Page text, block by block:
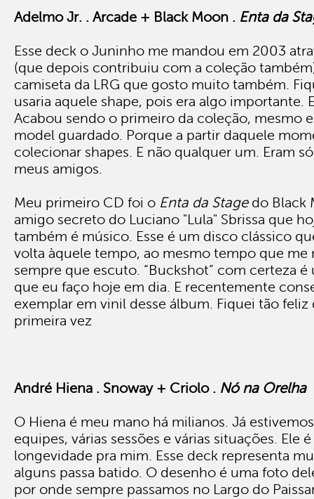
Adelmo Jr. . Arcade + Black Moon . Enta da
Esse deck o Juninho me mandou em 2003
(que depois contribuiu com a coleção
camiseta da LRG que gosto muito também.
usaria aquele shape, pois era algo importante.
Acabou sendo o primeiro da coleção, mesmo
model guardado. Porque a partir daquele
colecionar shapes. E não qualquer um. Eram
meus amigos.
Meu primeiro CD foi o Enta da Stagedo Black
amigo secreto do Luciano "Lula" Sbrissa que
também é músico. Esse é um disco clássico
volta àquele tempo, ao mesmo tempo que
sempre que escuto. “Buckshot” com certeza
que eu faço hoje em dia. E recentemente
exemplar em vinil desse álbum. Fiquei tão feliz
primeira vez
André Hiena . Snoway + Criolo . Nó na Orelha
O Hiena é meu mano há milianos. Já
equipes, várias sessões e várias situações. Ele
longevidade pra mim. Esse deck representa
alguns passa batido. O desenho é uma foto
por onde sempre passamos no Largo do